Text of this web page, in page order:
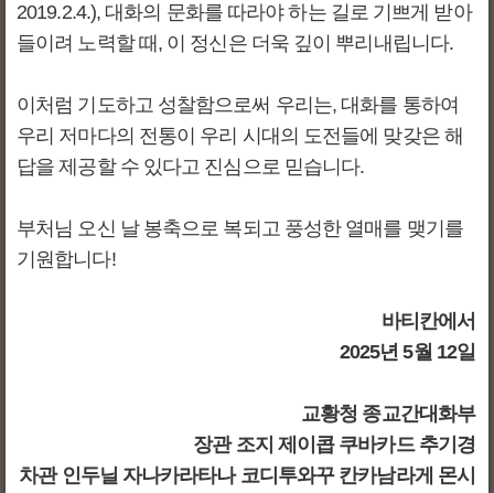
2019.2.4.), 대화의 문화를 따라야 하는 길로 기쁘게 받아
들이려 노력할 때, 이 정신은 더욱 깊이 뿌리내립니다.
이처럼 기도하고 성찰함으로써 우리는, 대화를 통하여
우리 저마다의 전통이 우리 시대의 도전들에 맞갖은 해
답을 제공할 수 있다고 진심으로 믿습니다.
부처님 오신 날 봉축으로 복되고 풍성한 열매를 맺기를
기원합니다!
바티칸에서
2025년 5월 12일
교황청 종교간대화부
장관 조지 제이콥 쿠바카드 추기경
차관 인두닐 자나카라타나 코디투와꾸 칸카남라게 몬시